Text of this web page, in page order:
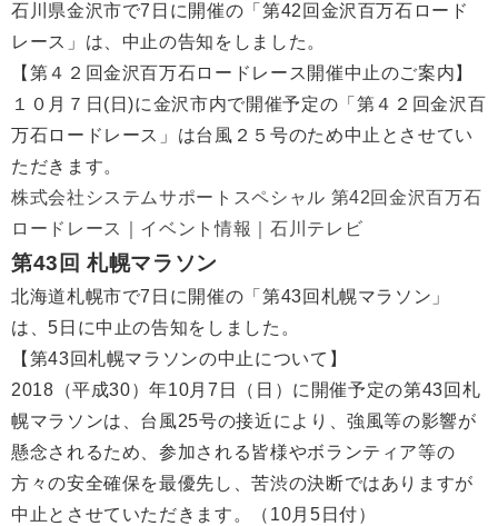
石川県金沢市で7日に開催の「第42回金沢百万石ロード
レース」は、中止の告知をしました。
【第４２回金沢百万石ロードレース開催中止のご案内】
１０月７日(日)に金沢市内で開催予定の「第４２回金沢百
万石ロードレース」は台風２５号のため中止とさせてい
ただきます。
株式会社システムサポートスペシャル 第42回金沢百万石
ロードレース｜イベント情報｜石川テレビ
第43回 札幌マラソン
北海道札幌市で7日に開催の「第43回札幌マラソン」
は、5日に中止の告知をしました。
【第43回札幌マラソンの中止について】
2018（平成30）年10月7日（日）に開催予定の第43回札
幌マラソンは、台風25号の接近により、強風等の影響が
懸念されるため、参加される皆様やボランティア等の
方々の安全確保を最優先し、苦渋の決断ではありますが
中止とさせていただきます。（10月5日付）